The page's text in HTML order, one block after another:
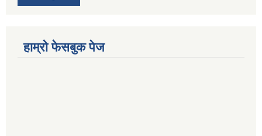
हाम्रो फेसबुक पेज